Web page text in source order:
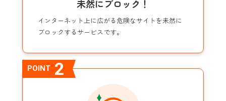
未然にブロック！
インターネット上に広がる危険なサイトを未然に
ブロックするサービスです。
POINT 2